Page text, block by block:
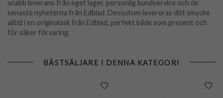
snabb leverans från eget lager, personlig kundservice och de
senaste nyheterna från Edblad. Dessutom levereras ditt smycke
alltid i en originalask från Edblad, perfekt både som present och
för säker förvaring.
BÄSTSÄLJARE I DENNA KATEGORI